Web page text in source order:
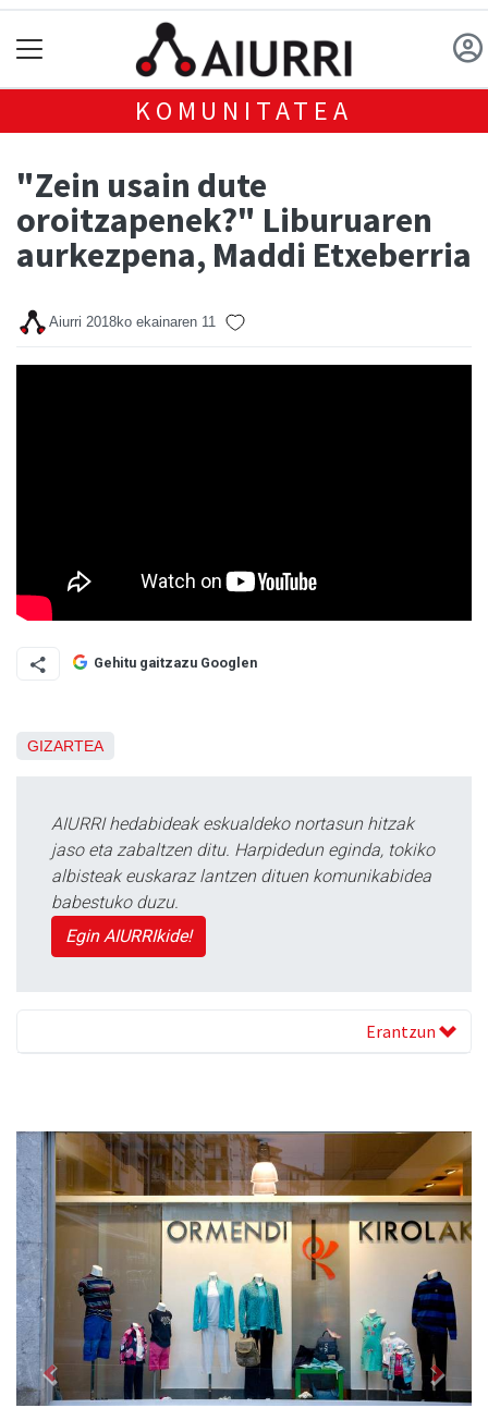
KOMUNITATEA
"Zein usain dute
oroitzapenek?" Liburuaren
aurkezpena, Maddi Etxeberria
Aiurri 2018ko ekainaren 11
Gehitu gaitzazu Googlen
GIZARTEA
AIURRI hedabideak eskualdeko nortasun hitzak
jaso eta zabaltzen ditu. Harpidedun eginda, tokiko
albisteak euskaraz lantzen dituen komunikabidea
babestuko duzu.
Egin AIURRIkide!
Erantzun
Previous Next